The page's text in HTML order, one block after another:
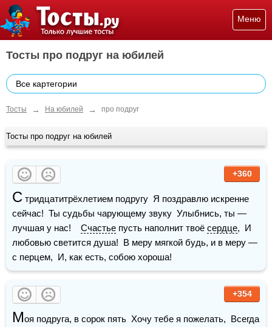
Меню
Тосты про подруг на юбилей
Все картегории
Тосты → На юбилей → про подруг
Тосты про подруг на юбилей
+360
С тридцатитрёхлетием подругу  Я поздравлю искренне
сейчас!  Ты судьбы чарующему звуку  Улыбнись, ты —
лучшая у нас! Счастье пусть наполнит твоё сердце,  И
любовью светится душа!  В меру мягкой будь, и в меру —
с перцем,  И, как есть, собою хороша!
+354
М